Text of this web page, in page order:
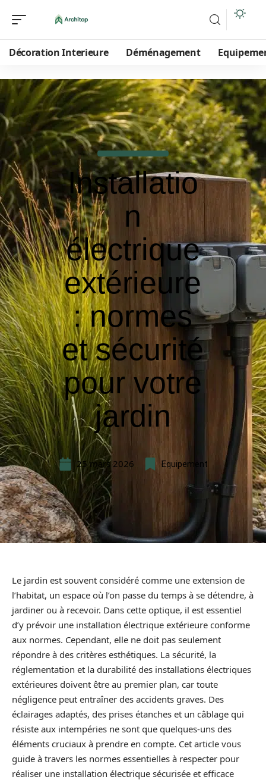
Décoration Interieure Déménagement
Installatio
n
électrique
extérieure
: normes
et sécurité
pour votre
jardin
25 mars 2026 Equipement
Le jardin est souvent considéré comme une extension de
l’habitat, un espace où l’on passe du temps à se détendre, à
jardiner ou à recevoir. Dans cette optique, il est essentiel
d’y prévoir une installation électrique extérieure conforme
aux normes. Cependant, elle ne doit pas seulement
répondre à des critères esthétiques. La sécurité, la
réglementation et la durabilité des installations électriques
extérieures doivent être au premier plan, car toute
négligence peut entraîner des accidents graves. Des
éclairages adaptés, des prises étanches et un câblage qui
résiste aux intempéries ne sont que quelques-uns des
éléments cruciaux à prendre en compte. Cet article vous
guide à travers les normes essentielles à respecter pour
réaliser une installation électrique sécurisée et efficace